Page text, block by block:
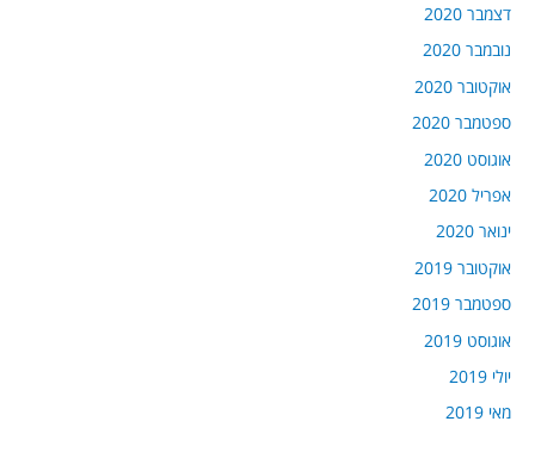
דצמבר 2020
נובמבר 2020
אוקטובר 2020
ספטמבר 2020
אוגוסט 2020
אפריל 2020
ינואר 2020
אוקטובר 2019
ספטמבר 2019
אוגוסט 2019
יולי 2019
מאי 2019